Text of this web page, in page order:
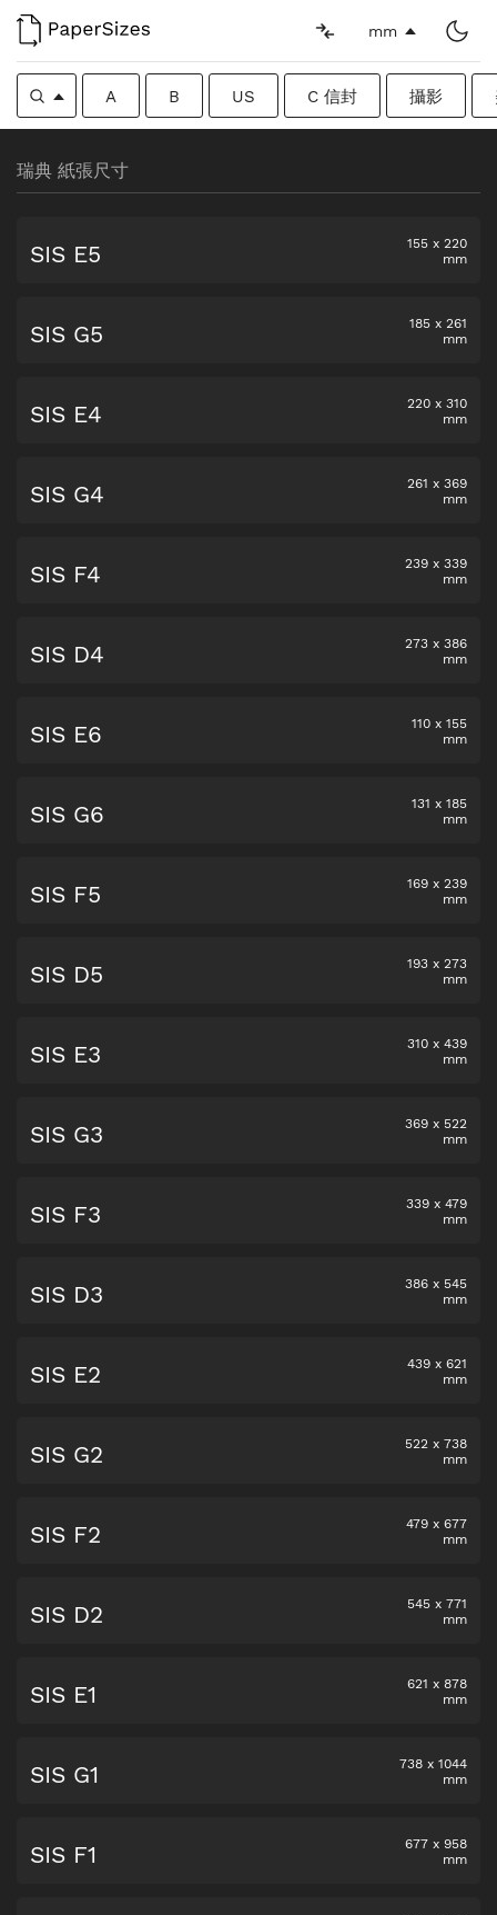
mm
A B US C 信封 攝影
瑞典 紙張尺寸
SIS E5 155 x 220
mm
SIS G5 185 x 261
mm
SIS E4 220 x 310
mm
SIS G4 261 x 369
mm
SIS F4 239 x 339
mm
SIS D4 273 x 386
mm
SIS E6 110 x 155
mm
SIS G6 131 x 185
mm
SIS F5 169 x 239
mm
SIS D5 193 x 273
mm
SIS E3 310 x 439
mm
SIS G3 369 x 522
mm
SIS F3 339 x 479
mm
SIS D3 386 x 545
mm
SIS E2 439 x 621
mm
SIS G2 522 x 738
mm
SIS F2 479 x 677
mm
SIS D2 545 x 771
mm
SIS E1 621 x 878
mm
SIS G1 738 x 1044
mm
SIS F1 677 x 958
mm